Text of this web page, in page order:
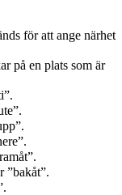
för att ange närhet
på en plats som är
”bakåt”.